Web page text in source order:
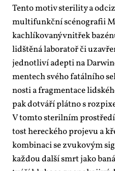
Ten­to mo­tiv ste­ri­li­ty a
mul­ti­funkč­ní scé­no­gra­fii
kach­lí­ko­va­ný vnitřek
lid­ště­ná la­bo­ra­toř či
jed­not­li­ví adep­ti na
men­tech své­ho fa­tál­ní­ho
nos­ti a frag­men­ta­ce
pak do­tvá­ří plát­no s
V tom­to ste­ril­ním
tost he­rec­ké­ho pro­je­vu a
kom­bi­na­ci se zvu­ko­vým
kaž­dou dal­ší smrt ja­ko